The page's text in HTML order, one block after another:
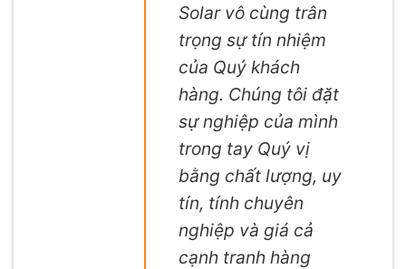
Solar vô cùng trân
trọng sự tín nhiệm
của Quý khách
hàng. Chúng tôi đặt
sự nghiệp của mình
trong tay Quý vị
bằng chất lượng, uy
tín, tính chuyên
nghiệp và giá cả
cạnh tranh hàng